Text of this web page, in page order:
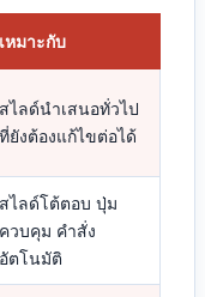
เหมาะกับ
สไลด์นำเสนอทั่วไป
ที่ยังต้องแก้ไขต่อได้
สไลด์โต้ตอบ ปุ่ม
ควบคุม คำสั่ง
อัตโนมัติ